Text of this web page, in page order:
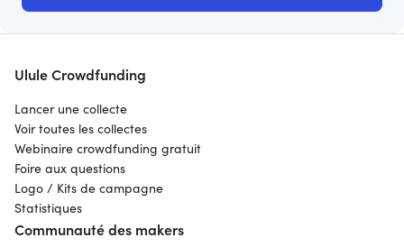
Ulule Crowdfunding
Lancer une collecte
Voir toutes les collectes
Webinaire crowdfunding gratuit
Foire aux questions
Logo / Kits de campagne
Statistiques
Communauté des makers